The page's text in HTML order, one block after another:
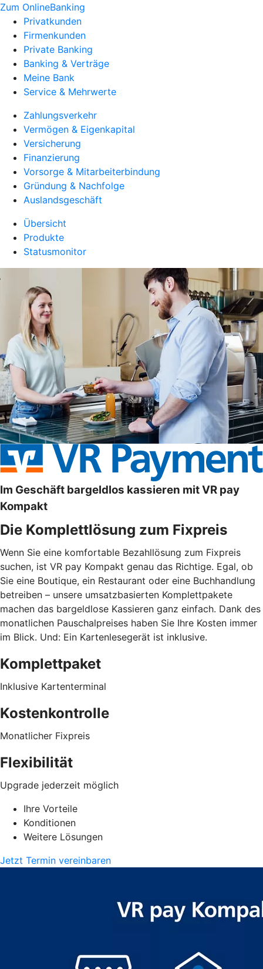
Zum OnlineBanking
Privatkunden
Firmenkunden
Private Banking
Banking & Verträge
Meine Bank
Service & Mehrwerte
Zahlungsverkehr
Vermögen & Eigenkapital
Versicherung
Finanzierung
Vorsorge & Mitarbeiterbindung
Gründung & Nachfolge
Auslandsgeschäft
Übersicht
Produkte
Statusmonitor
Im Geschäft bargeldlos kassieren mit VR pay
Kompakt
Die Komplettlösung zum Fixpreis
Wenn Sie eine komfortable Bezahllösung zum Fixpreis
suchen, ist VR pay Kompakt genau das Richtige. Egal, ob
Sie eine Boutique, ein Restaurant oder eine Buchhandlung
betreiben – unsere umsatzbasierten Komplettpakete
machen das bargeldlose Kassieren ganz einfach. Dank des
monatlichen Pauschalpreises haben Sie Ihre Kosten immer
im Blick. Und: Ein Kartenlesegerät ist inklusive.
Komplettpaket
Inklusive Kartenterminal
Kostenkontrolle
Monatlicher Fixpreis
Flexibilität
Upgrade jederzeit möglich
Ihre Vorteile
Konditionen
Weitere Lösungen
Jetzt Termin vereinbaren